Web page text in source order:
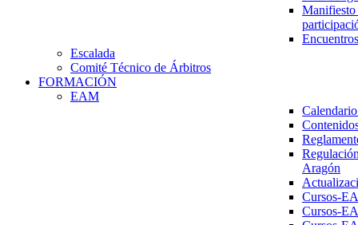
Escalada
Comité Técnico de Árbitros
FORMACIÓN
EAM
Aragón
Cursos-
Cursos-